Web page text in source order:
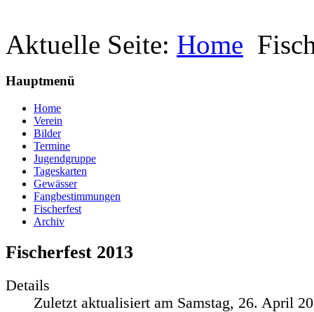
Aktuelle Seite: Home
Hauptmenü
Home
Verein
Bilder
Termine
Jugendgruppe
Tageskarten
Gewässer
Fangbestimmungen
Fischerfest
Archiv
Fischerfest 2013
Details
Zuletzt aktualisiert am Samstag, 26. April